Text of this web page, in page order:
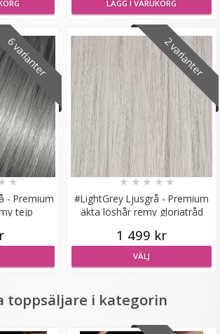
lockig rosett syntetiskt löshår
★★ ★★
199 kr
LÄGG I VARUKORG
6 varianter
- Premium
tejp
★
2 varianter
#LightGrey Ljusgrå - Premium
äkta löshår remy gloriatråd
★★★★★
1 499 kr
VÄLJ
toppsäljare i kategorin